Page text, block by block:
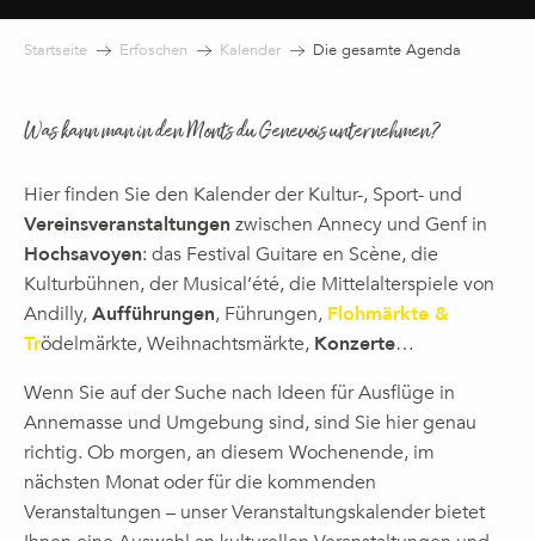
Startseite Erfoschen Kalender Die gesamte Agenda
Was kann man in den Monts du Genevois unternehmen?
Hier finden Sie den Kalender der Kultur-, Sport- und
Vereinsveranstaltungen zwischen Annecy und Genf in
Hochsavoyen: das Festival Guitare en Scène, die
Kulturbühnen, der Musical’été, die Mittelalterspiele von
Andilly,Aufführungen, Führungen, Flohmärkte &
Trödelmärkte, Weihnachtsmärkte, Konzerte…
Wenn Sie auf der Suche nach Ideen für Ausflüge in
Annemasse und Umgebung sind, sind Sie hier genau
richtig. Ob morgen, an diesem Wochenende, im
nächsten Monat oder für die kommenden
Veranstaltungen – unser Veranstaltungskalender bietet